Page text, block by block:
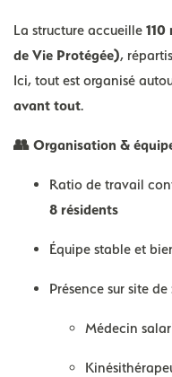
La structure accueille 110
de Vie Protégée),
Ici, tout est organisé
avant tout.
👥 Organisation &
Ratio de travail
8 résidents
Équipe stable et
Présence sur site de
Médecin